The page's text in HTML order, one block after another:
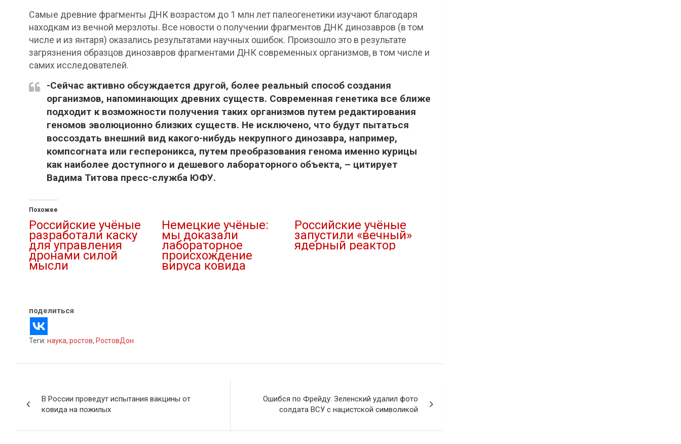
Самые древние фрагменты ДНК возрастом до 1 млн лет палеогенетики изучают благодаря
находкам из вечной мерзлоты. Все новости о получении фрагментов ДНК динозавров (в том
числе и из янтаря) оказались результатами научных ошибок. Произошло это в результате
загрязнения образцов динозавров фрагментами ДНК современных организмов, в том числе и
самих исследователей.
-Сейчас активно обсуждается другой, более реальный способ создания
организмов, напоминающих древних существ. Современная генетика все ближе
подходит к возможности получения таких организмов путем редактирования
геномов эволюционно близких существ. Не исключено, что будут пытаться
воссоздать внешний вид какого-нибудь некрупного динозавра, например,
компсогната или геспероникса, путем преобразования генома именно курицы
как наиболее доступного и дешевого лабораторного объекта, – цитирует
Вадима Титова пресс-служба ЮФУ.
Похожее
Российские учёные
разработали каску
для управления
дронами силой
мысли
Немецкие учёные:
мы доказали
лабораторное
происхождение
вируса ковида
Российские учёные
запустили «вечный»
ядерный реактор
поделиться
Теги: наука, ростов, РостовДон
по
записям
В России проведут испытания вакцины от
ковида на пожилых
Ошибся по Фрейду: Зеленский удалил фото
солдата ВСУ с нацистской символикой